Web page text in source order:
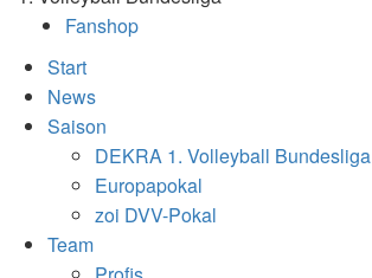
Fanshop
Start
News
Saison
DEKRA 1. Volleyball Bundesliga
Europapokal
zoi DVV-Pokal
Team